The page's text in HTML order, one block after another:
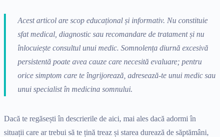
Acest articol are scop educațional și informativ. Nu constituie
sfat medical, diagnostic sau recomandare de tratament și nu
înlocuiește consultul unui medic. Somnolența diurnă excesivă
persistentă poate avea cauze care necesită evaluare; pentru
orice simptom care te îngrijorează, adresează-te unui medic sau
unui specialist în medicina somnului.
Dacă te regăsești în descrierile de aici, mai ales dacă adormi în
situații care ar trebui să te țină treaz și starea durează de săptămâni,